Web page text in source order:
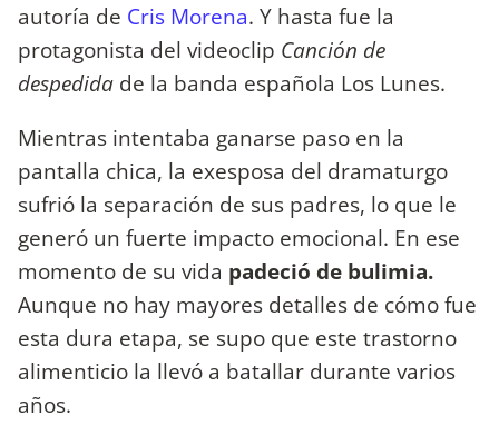
autoría de Cris Morena. Y hasta fue la
protagonista del videoclip Canción de
despedida de la banda española Los Lunes.
Mientras intentaba ganarse paso en la
pantalla chica, la exesposa del dramaturgo
sufrió la separación de sus padres, lo que le
generó un fuerte impacto emocional. En ese
momento de su vida padeció de bulimia.
Aunque no hay mayores detalles de cómo fue
esta dura etapa, se supo que este trastorno
alimenticio la llevó a batallar durante varios
años.